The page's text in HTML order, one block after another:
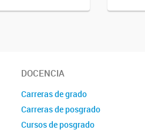
DOCENCIA
Carreras de grado
Carreras de posgrado
Cursos de posgrado